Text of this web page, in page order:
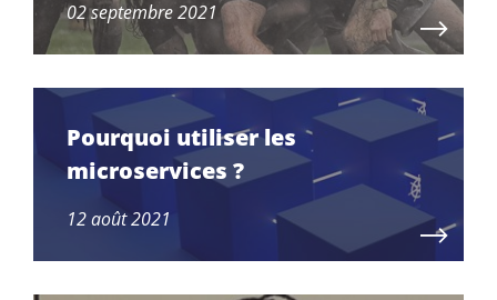
02 septembre 2021
12 août 2021
Pourquoi utiliser les
microservices ?